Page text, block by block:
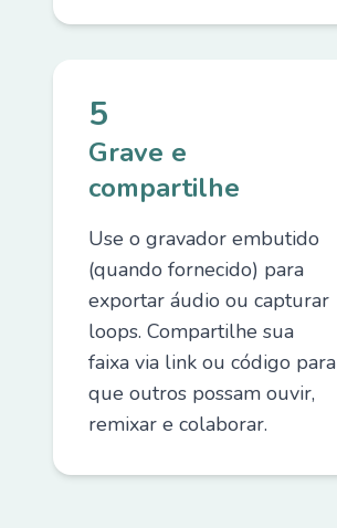
5
Grave e
compartilhe
Use o gravador embutido
(quando fornecido) para
exportar áudio ou capturar
loops. Compartilhe sua
faixa via link ou código para
que outros possam ouvir,
remixar e colaborar.